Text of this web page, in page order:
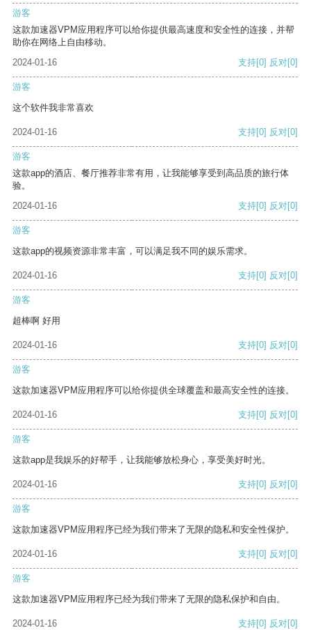
游客
这款加速器VPM应用程序可以给你提供最高速度和安全性的连接，并帮
助你在网络上自由移动。
2024-01-16
支持[0] 反对[0]
游客
这个软件我非常喜欢
2024-01-16 支持[0] 反对[0]
游客
这款app的酒店、餐厅推荐非常有用，让我能够享受到高品质的旅行体
验。
2024-01-16
支持[0] 反对[0]
游客
这款app的视频资源非常丰富，可以满足我不同的娱乐需求。
2024-01-16 支持[0] 反对[0]
游客
超棒啊 好用
2024-01-16 支持[0] 反对[0]
游客
这款加速器VPM应用程序可以给你提供全球覆盖和最高安全性的连接。
2024-01-16 支持[0] 反对[0]
游客
这款app是我娱乐的好帮手，让我能够放松身心，享受美好时光。
2024-01-16 支持[0] 反对[0]
游客
这款加速器VPM应用程序已经为我们带来了无限的隐私和安全性保护。
2024-01-16 支持[0] 反对[0]
游客
这款加速器VPM应用程序已经为我们带来了无限的隐私保护和自由。
2024-01-16 支持[0] 反对[0]